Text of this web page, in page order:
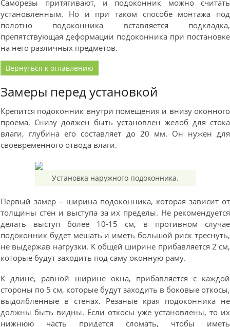
Саморезы притягивают, и подоконник можно считать
установленным. Но и при таком способе монтажа под
полотно подоконника вставляется подкладка,
препятствующая деформации подоконника при постановке
на него различных предметов.
Вернуться к оглавлению
Замеры перед установкой
Крепится подоконник внутри помещения и внизу оконного
проема. Снизу должен быть установлен желоб для стока
влаги, глубина его составляет до 20 мм. Он нужен для
своевременного отвода влаги.
Установка наружного подоконника.
Первый замер – ширина подоконника, которая зависит от
толщины стен и выступа за их пределы. Не рекомендуется
делать выступ более 10-15 см, в противном случае
подоконник будет мешать и иметь большой риск треснуть,
не выдержав нагрузки. К общей ширине прибавляется 2 см,
которые будут заходить под саму оконную раму.
К длине, равной ширине окна, прибавляется с каждой
стороны по 5 см, которые будут заходить в боковые откосы,
выдолбленные в стенах. Резаные края подоконника не
должны быть видны. Если откосы уже установлены, то их
нижнюю часть придется сломать, чтобы иметь